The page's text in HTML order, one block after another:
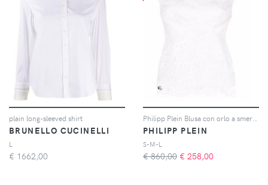
plain long-sleeved shirt
BRUNELLO CUCINELLI
L
€ 1662,00
Philipp Plein Blusa con orlo a smerlo - Toni neutri
PHILIPP PLEIN
S-M-L
€ 860,00 € 258,00